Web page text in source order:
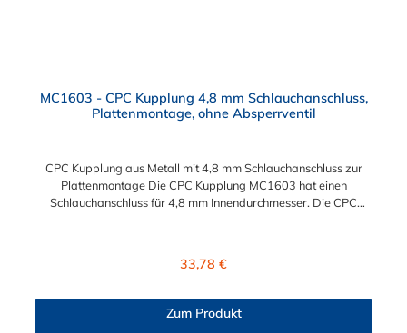
MC1603 - CPC Kupplung 4,8 mm Schlauchanschluss,
Plattenmontage, ohne Absperrventil
CPC Kupplung aus Metall mit 4,8 mm Schlauchanschluss zur
Plattenmontage Die CPC Kupplung MC1603 hat einen
Schlauchanschluss für 4,8 mm Innendurchmesser. Die CPC
Das Material der CPC Kupplung ist Messing verchromt. Das
mm. Sie können diese CPC Kupplung mit allen CPC Steckern
Regulärer Preis:
33,78 €
Zum Produkt